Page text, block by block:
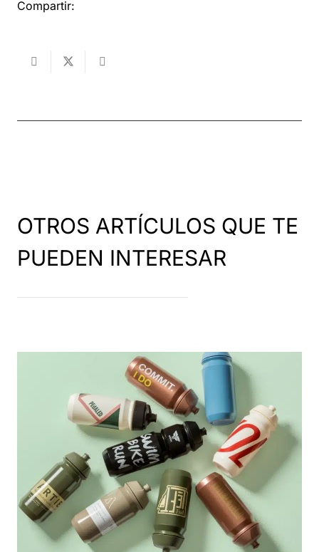
Compartir:
OTROS ARTÍCULOS QUE TE
PUEDEN INTERESAR